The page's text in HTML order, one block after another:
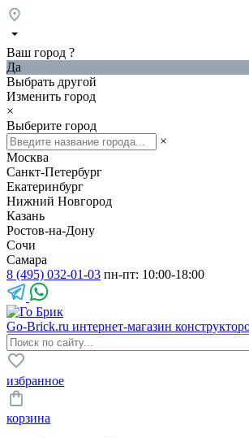
Ваш город ?
Да
Выбрать другой
Изменить город
×
Выберите город
×
Москва
Санкт-Петербург
Екатеринбург
Нижний Новгород
Казань
Ростов-на-Дону
Сочи
Самара
8 (495) 032-01-03 пн-пт: 10:00-18:00
Go-Brick.ru интернет-магазин
избранное
корзина